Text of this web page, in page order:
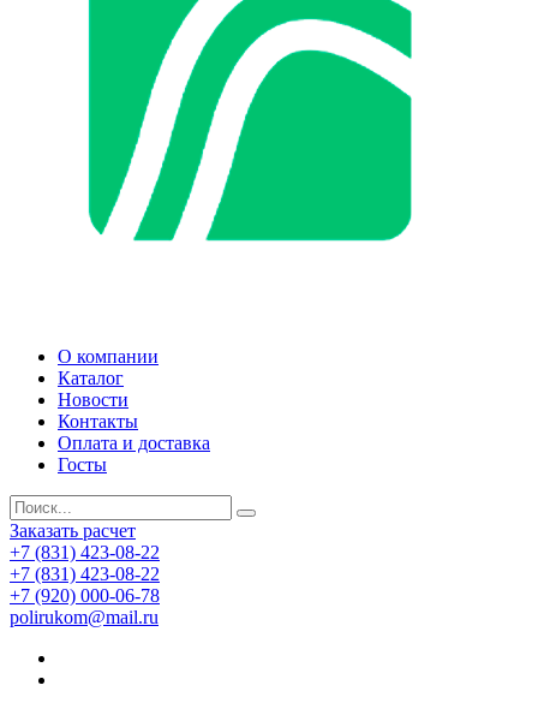
О компании
Каталог
Новости
Контакты
Оплата и доставка
Госты
Заказать расчет
+7 (831) 423-08-22
+7 (831) 423-08-22
+7 (920) 000-06-78
polirukom@mail.ru